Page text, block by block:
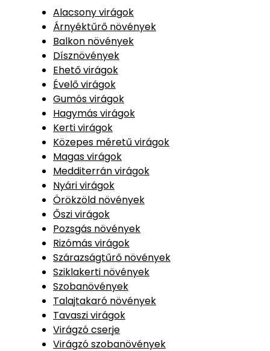
Alacsony virágok
Árnyéktűrő növények
Balkon növények
Dísznövények
Ehető virágok
Évelő virágok
Gumós virágok
Hagymás virágok
Kerti virágok
Közepes méretű virágok
Magas virágok
Medditerrán virágok
Nyári virágok
Örökzöld növények
Őszi virágok
Pozsgás növények
Rizómás virágok
Szárazságtűrő növények
Sziklakerti növények
Szobanövények
Talajtakaró növények
Tavaszi virágok
Virágzó cserje
Virágzó szobanövények